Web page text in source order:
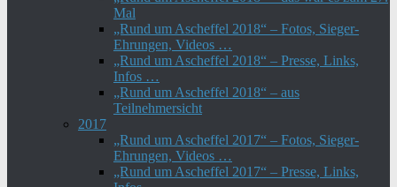
Mal
„Rund um Ascheffel 2018“ – Fotos, Sieger-
Ehrungen, Videos …
„Rund um Ascheffel 2018“ – Presse, Links,
Infos …
„Rund um Ascheffel 2018“ – aus
Teilnehmersicht
2017
„Rund um Ascheffel 2017“ – Fotos, Sieger-
Ehrungen, Videos …
„Rund um Ascheffel 2017“ – Presse, Links,